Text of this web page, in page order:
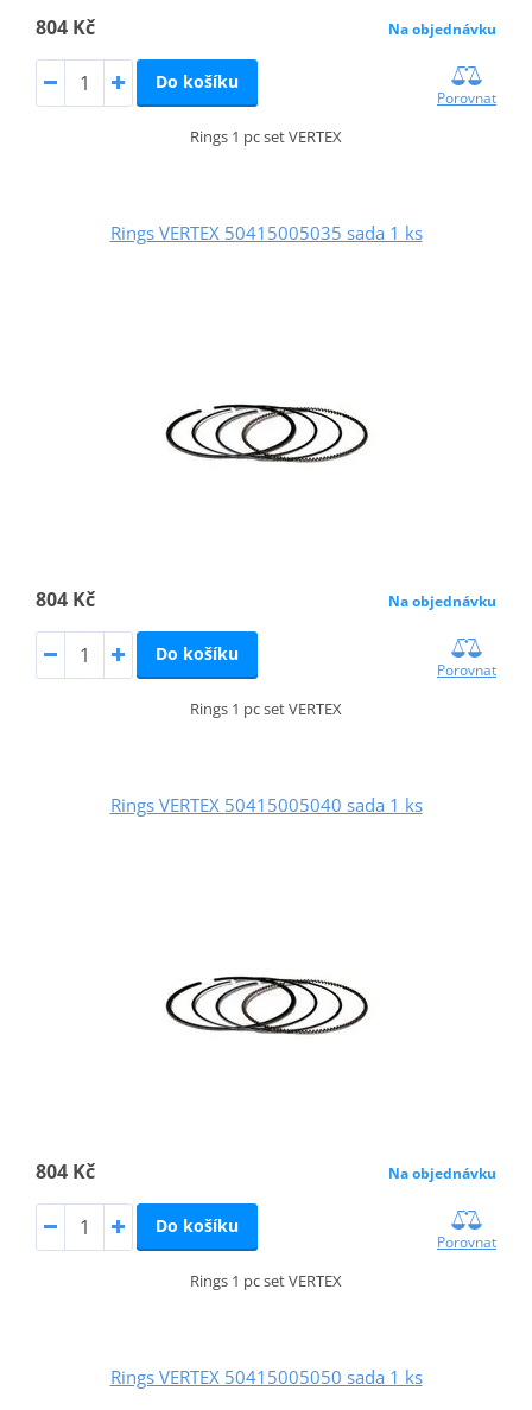
804 Kč Na objednávku
Do košíku
Porovnat
Rings 1 pc set VERTEX
Rings VERTEX 50415005035 sada 1 ks
804 Kč Na objednávku
Do košíku
Porovnat
Rings 1 pc set VERTEX
Rings VERTEX 50415005040 sada 1 ks
804 Kč Na objednávku
Do košíku
Porovnat
Rings 1 pc set VERTEX
Rings VERTEX 50415005050 sada 1 ks